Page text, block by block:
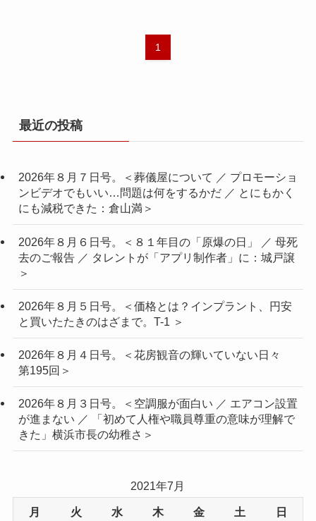
1
最近の投稿
2026年８月７日号。＜葬儀屋について ／ プロモーショ
ンビデオでもいい…問題は何をするかだ ／ とにもかく
にも減税できた：倉山満＞
2026年８月６日号。＜８１年目の「原爆の日」 ／ 母死
去のご報告 ／ タレントが「アプリ制作者」に：城戸譲
＞
2026年８月５日号。＜価格とは？インプラント、円安
と買いたたきのはざまで。T-1 ＞
2026年８月４日号。＜花房観音の輝いていない日々
第195回＞
2026年８月３日号。＜空調服が面白い ／ エアコン設置
が進まない ／ 「初めて人権や職員尊重の意味が理解で
きた」横浜市長の幼稚さ＞
2021年7月
月 火 水 木 金 土 日